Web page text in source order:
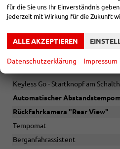
sowie auf dem Beifahrersitz
Parksensoren vorne und hinten
Zentralverriegelung mit
Keyless Go - Startknopf am
Automatischer
Rückfahrkamera "Rear View"
Tempomat
Berganfahrassistent
für die Sie uns Ihr Einverständnis
jederzeit mit Wirkung für die Zukunft
ALLE AKZEPTIEREN
Datenschutzerklärung Impressum